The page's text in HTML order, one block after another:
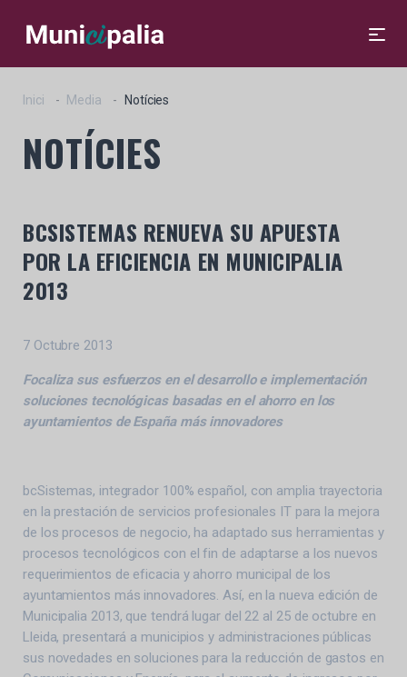
Inici Media Notícies
NOTÍCIES
BCSISTEMAS RENUEVA SU APUESTA
POR LA EFICIENCIA EN MUNICIPALIA
2013
7 Octubre 2013
Focaliza sus esfuerzos en el desarrollo e implementación
soluciones tecnológicas basadas en el ahorro en los
ayuntamientos de España más innovadores
bcSistemas, integrador 100% español, con amplia trayectoria
en la prestación de servicios profesionales IT para la mejora
de los procesos de negocio, ha adaptado sus herramientas y
procesos tecnológicos con el fin de adaptarse a los nuevos
requerimientos de eficacia y ahorro municipal de los
ayuntamientos más innovadores. Así, en la nueva edición de
Municipalia 2013, que tendrá lugar del 22 al 25 de octubre en
Lleida, presentará a municipios y administraciones públicas
sus novedades en soluciones para la reducción de gastos en